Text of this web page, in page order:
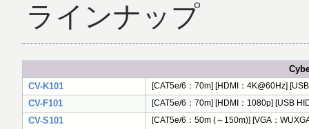
ラインナップ
CV-K101
[CAT5e/6：70m] [HDMI：4K@60Hz]
CV-F101 [CAT5e/6：70m] [HDMI：1080p] [USB
CV-S101 [CAT5e/6：50m (～150m)] [VGA：